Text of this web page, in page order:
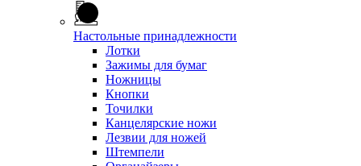
Настольные принадлежности
Лотки
Зажимы для бумаг
Ножницы
Кнопки
Точилки
Канцелярские ножи
Лезвии для ножей
Штемпели